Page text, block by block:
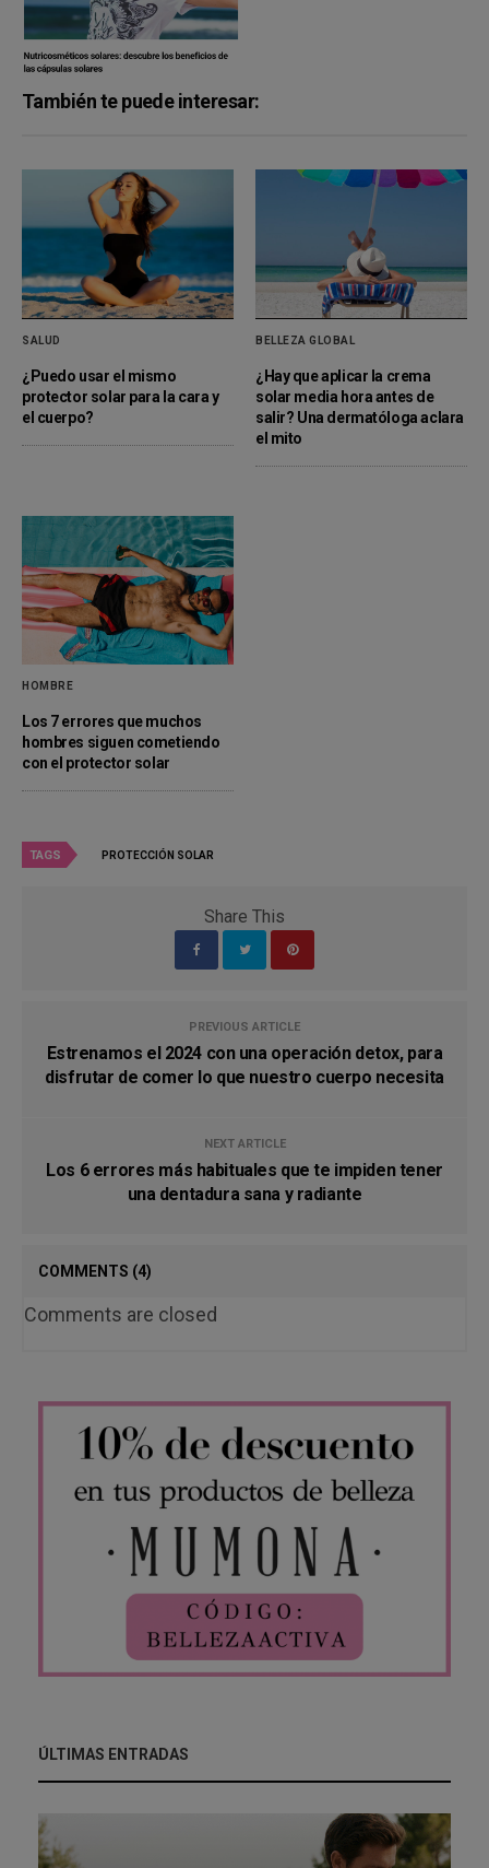
También te puede interesar:
SALUD
¿Puedo usar el mismo
protector solar para la cara y
el cuerpo?
BELLEZA GLOBAL
¿Hay que aplicar la crema
solar media hora antes de
salir? Una dermatóloga aclara
el mito
HOMBRE
Los 7 errores que muchos
hombres siguen cometiendo
con el protector solar
TAGS PROTECCIÓN SOLAR
Share This
PREVIOUS ARTICLE
Estrenamos el 2024 con una operación detox, para
disfrutar de comer lo que nuestro cuerpo necesita
NEXT ARTICLE
Los 6 errores más habituales que te impiden tener
una dentadura sana y radiante
COMMENTS (4)
Comments are closed
ÚLTIMAS ENTRADAS